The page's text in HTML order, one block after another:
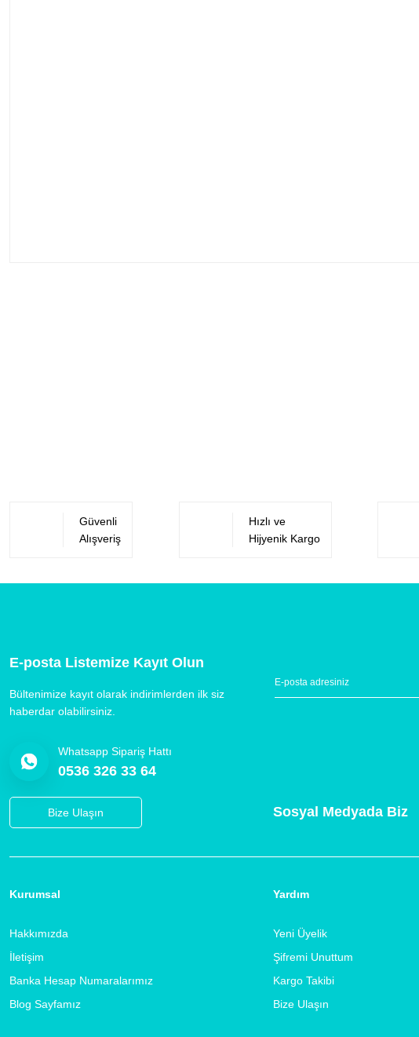
Güvenli
Alışveriş
Hızlı ve
Hijyenik Kargo
E-posta Listemize Kayıt Olun
Bültenimize kayıt olarak indirimlerden ilk siz
haberdar olabilirsiniz.
Whatsapp Sipariş Hattı
0536 326 33 64
Bize Ulaşın Sosyal Medyada Biz
Kurumsal
Hakkımızda
İletişim
Banka Hesap Numaralarımız
Blog Sayfamız
Yardım
Yeni Üyelik
Şifremi Unuttum
Kargo Takibi
Bize Ulaşın